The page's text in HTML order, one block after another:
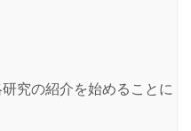
究の紹介を始めることに